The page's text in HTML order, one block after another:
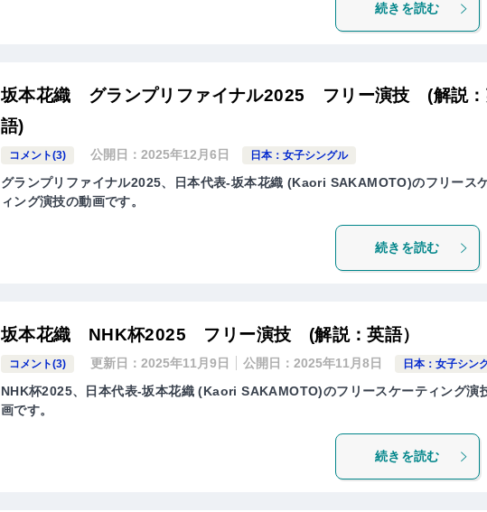
続きを読む
坂本花織 グランプリファイナル2025 フリー演技 (解説
語)
コメント(3) 公開日：2025年12月6日 日本：女子シングル
グランプリファイナル2025、日本代表-坂本花織 (Kaori SAKAMOTO)のフリース
ィング演技の動画です。
続きを読む
坂本花織 NHK杯2025 フリー演技 (解説：英語）
コメント(3) 更新日：2025年11月9日 公開日：2025年11月8日 日本：女子シン
NHK杯2025、日本代表-坂本花織 (Kaori SAKAMOTO)のフリースケーティング演
画です。
続きを読む